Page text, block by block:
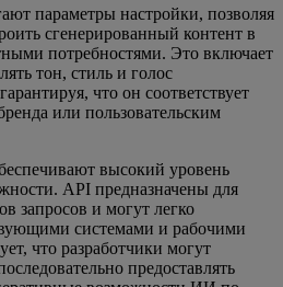
параметры настройки, позволяя
сгенерированный контент в
потребностями. Это включает
тон, стиль и голос
что он соответствует
или пользовательским
высокий уровень
API предназначены для
запросов и могут легко
системами и рабочими
что разработчики могут
предоставлять